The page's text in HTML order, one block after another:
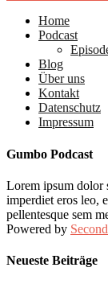
Home
Podcast
Blog
Über uns
Kontakt
Datenschutz
Impressum
Gumbo Podcast
Lorem ipsum dolor
imperdiet eros leo,
pellentesque sem
Powered by
Neueste Beiträge